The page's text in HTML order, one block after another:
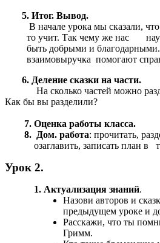
5. Итог. Вывод.
В начале урока мы сказали,
то учит. Так чему же нас
быть добрыми и
взаимовыручка помогают
6. Деление сказки на части.
На сколько частей можно
Как бы вы разделили?
7. Оценка работы класса.
8. Дом. работа: прочитать,
озаглавить, записать план в
Урок 2.
1. Актуализация знаний.
Назови авторов и
предыдущем уроке и
Расскажи, что ты
Гримм.